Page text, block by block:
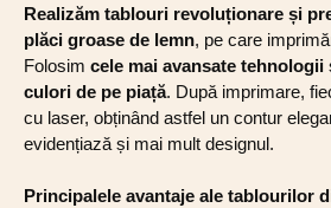
Realizăm tablouri revoluționare și
plăci groase de lemn, pe care
Folosim cele mai avansate tehnologii
culori de pe piață. După imprimare,
cu laser, obținând astfel un contur
evidențiază și mai mult designul.
Principalele avantaje ale tablourilor